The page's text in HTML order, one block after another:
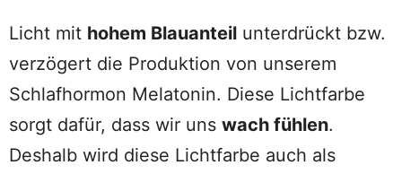
Licht mit hohem Blauanteil unterdrückt bzw.
verzögert die Produktion von unserem
Schlafhormon Melatonin. Diese Lichtfarbe
sorgt dafür, dass wir uns wach fühlen.
Deshalb wird diese Lichtfarbe auch als